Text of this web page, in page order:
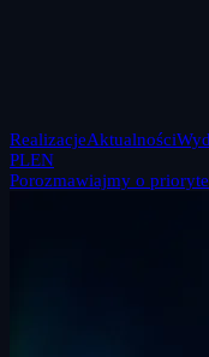
RealizacjeAktualności
PLEN
Porozmawiajmy o